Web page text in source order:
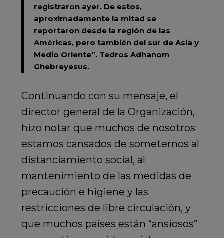
registraron ayer. De estos,
aproximadamente la mitad se
reportaron desde la región de las
Américas, pero también del sur de Asia y
Medio Oriente”.Tedros Adhanom
Ghebreyesus.
Continuando con su mensaje, el
director general de la Organización,
hizo notar que muchos de nosotros
estamos cansados de someternos al
distanciamiento social, al
mantenimiento de las medidas de
precaución e higiene y las
restricciones de libre circulación, y
que muchos países están “ansiosos”